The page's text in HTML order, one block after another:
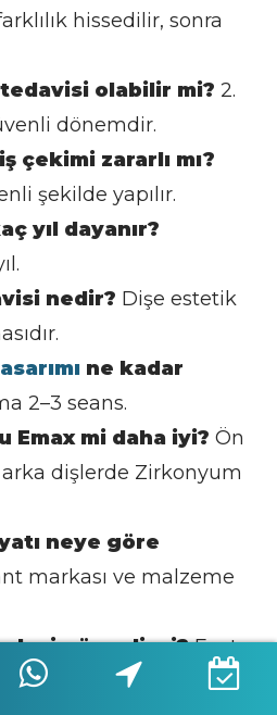
hissedilir, sonra
olabilir mi? 2.
dönemdir.
çekimi zararlı mı?
şekilde yapılır.
yıl dayanır?
nedir? Dişe estetik
ne kadar
2–3 seans.
Emax mi daha iyi? Ön
dişlerde Zirkonyum
neye göre
markası ve malzeme
güvenli mi?Evet,
gözetiminde